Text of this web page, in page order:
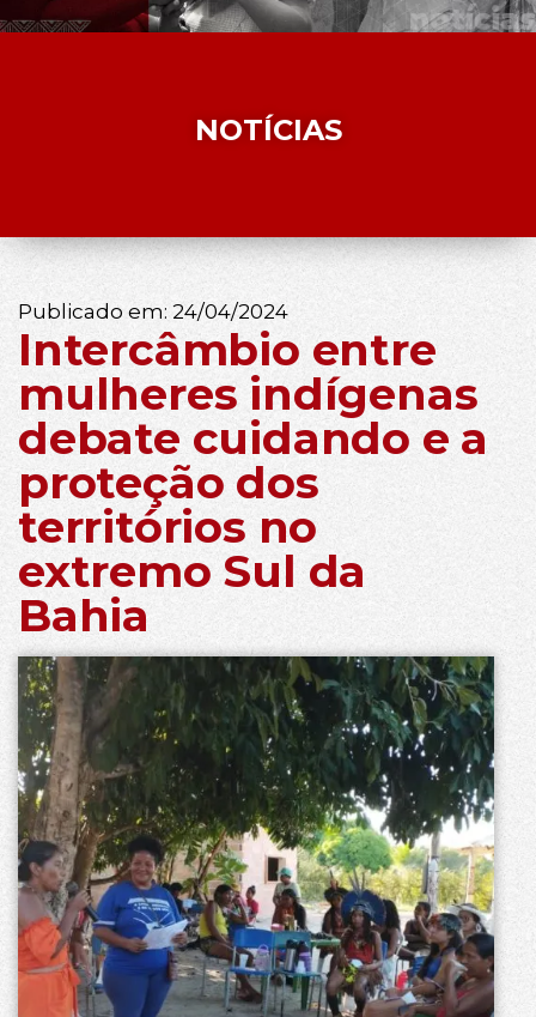
NOTÍCIAS
Publicado em: 24/04/2024
Intercâmbio entre
mulheres indígenas
debate cuidando e a
proteção dos
territórios no
extremo Sul da
Bahia